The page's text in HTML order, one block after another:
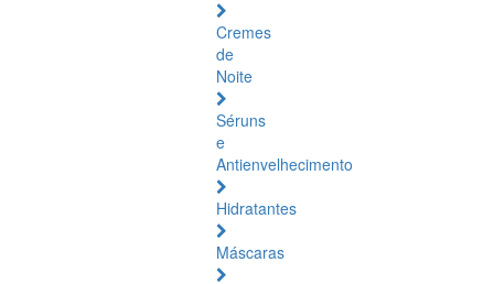
Cremes
de
Noite
Séruns
e
Antienvelhecimento
Hidratantes
Máscaras